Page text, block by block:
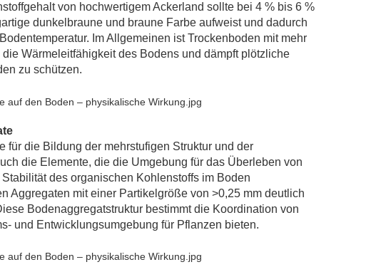
von hochwertigem Ackerland sollte bei 4 % bis 6 %
dunkelbraune und braune Farbe aufweist und dadurch
Im Allgemeinen ist Trockenboden mit mehr
Wärmeleitfähigkeit des Bodens und dämpft plötzliche
zu schützen.
für die Bildung der mehrstufigen Struktur und der
die Elemente, die die Umgebung für das Überleben von
des organischen Kohlenstoffs im Boden
Aggregaten mit einer Partikelgröße von >0,25 mm deutlich
Bodenaggregatstruktur bestimmt die Koordination von
und Entwicklungsumgebung für Pflanzen bieten.